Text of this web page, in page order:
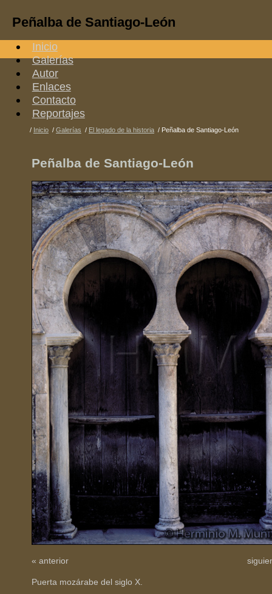
Peñalba de Santiago-León
Inicio
Galerías
Autor
Enlaces
Contacto
Reportajes
/ Inicio / Galerías / El legado de la historia / Peñalba de Santiago-León
Peñalba de Santiago-León
« anterior
Puerta mozárabe del siglo X.